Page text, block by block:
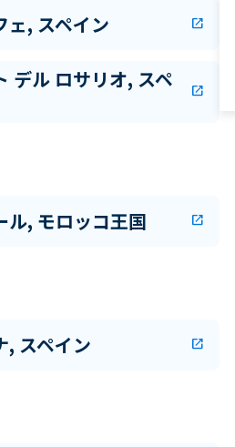
ェ, スペイン open_in_new
デル ロサリオ, スペ
open_in_new
ル, モロッコ王国 open_in_new
, スペイン open_in_new